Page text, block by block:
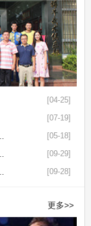
[04-25]
[07-19]
[05-18]
[09-29]
[09-28]
更多>>